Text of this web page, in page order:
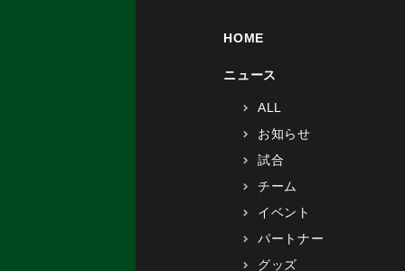
HOME
ニュース
ALL
お知らせ
試合
チーム
イベント
パートナー
グッズ